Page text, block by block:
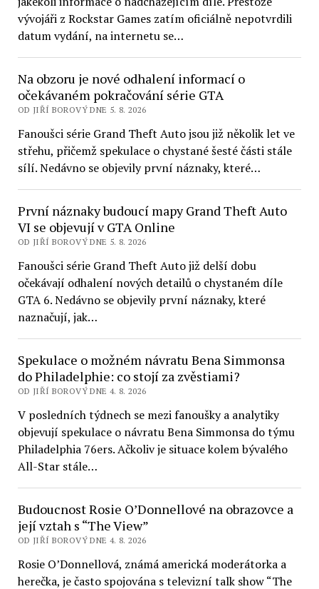
vývojáři z Rockstar Games zatím oficiálně nepotvrdili
datum vydání, na internetu se…
Na obzoru je nové odhalení informací o
očekávaném pokračování série GTA
OD JIŘÍ BOROVÝ DNE 5. 8. 2026
Fanoušci série Grand Theft Auto jsou již několik let ve
střehu, přičemž spekulace o chystané šesté části stále
sílí. Nedávno se objevily první náznaky, které…
První náznaky budoucí mapy Grand Theft Auto
VI se objevují v GTA Online
OD JIŘÍ BOROVÝ DNE 5. 8. 2026
Fanoušci série Grand Theft Auto již delší dobu
očekávají odhalení nových detailů o chystaném díle
GTA 6. Nedávno se objevily první náznaky, které
naznačují, jak…
Spekulace o možném návratu Bena Simmonsa
do Philadelphie: co stojí za zvěstiami?
OD JIŘÍ BOROVÝ DNE 4. 8. 2026
V posledních týdnech se mezi fanoušky a analytiky
objevují spekulace o návratu Bena Simmonsa do týmu
Philadelphia 76ers. Ačkoliv je situace kolem bývalého
All-Star stále…
Budoucnost Rosie O’Donnellové na obrazovce a
její vztah s “The View”
OD JIŘÍ BOROVÝ DNE 4. 8. 2026
Rosie O’Donnellová, známá americká moderátorka a
herečka, je často spojována s televizní talk show “The